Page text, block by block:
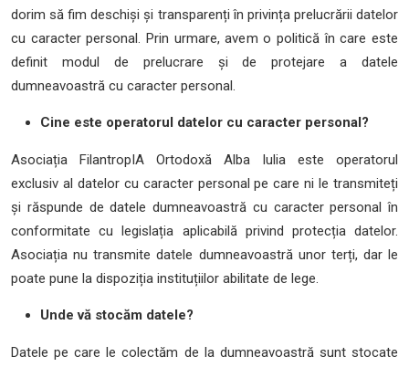
dorim să fim deschiși și transparenți în privința prelucrării datelor
cu caracter personal. Prin urmare, avem o politică în care este
definit modul de prelucrare și de protejare a datele
dumneavoastră cu caracter personal.
Cine este operatorul datelor cu caracter personal?
Asociația FilantropIA Ortodoxă Alba Iulia este operatorul
exclusiv al datelor cu caracter personal pe care ni le transmiteți
și răspunde de datele dumneavoastră cu caracter personal în
conformitate cu legislația aplicabilă privind protecția datelor.
Asociația nu transmite datele dumneavoastră unor terți, dar le
poate pune la dispoziția instituțiilor abilitate de lege.
Unde vă stocăm datele?
Datele pe care le colectăm de la dumneavoastră sunt stocate